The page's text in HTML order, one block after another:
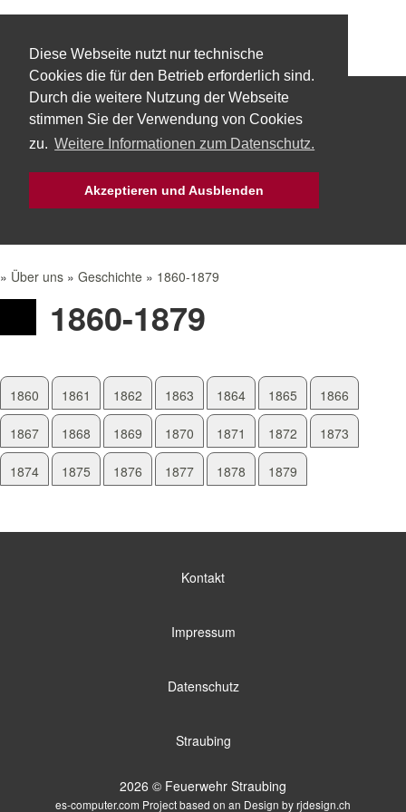
Diese Webseite nutzt nur technische
Cookies die für den Betrieb erforderlich sind.
Durch die weitere Nutzung der Webseite
stimmen Sie der Verwendung von Cookies
zu. Weitere Informationen zum Datenschutz.
Akzeptieren und Ausblenden
Start Über uns Fachbereiche
» Über uns » Geschichte » 1860-1879
1860-1879
1860 1861 1862 1863 1864 1865 1866
1867 1868 1869 1870 1871 1872 1873
1874 1875 1876 1877 1878 1879
Kontakt
Impressum
Datenschutz
Straubing
2026 © Feuerwehr Straubing
es-computer.com Project based on an Design byrjdesign.ch